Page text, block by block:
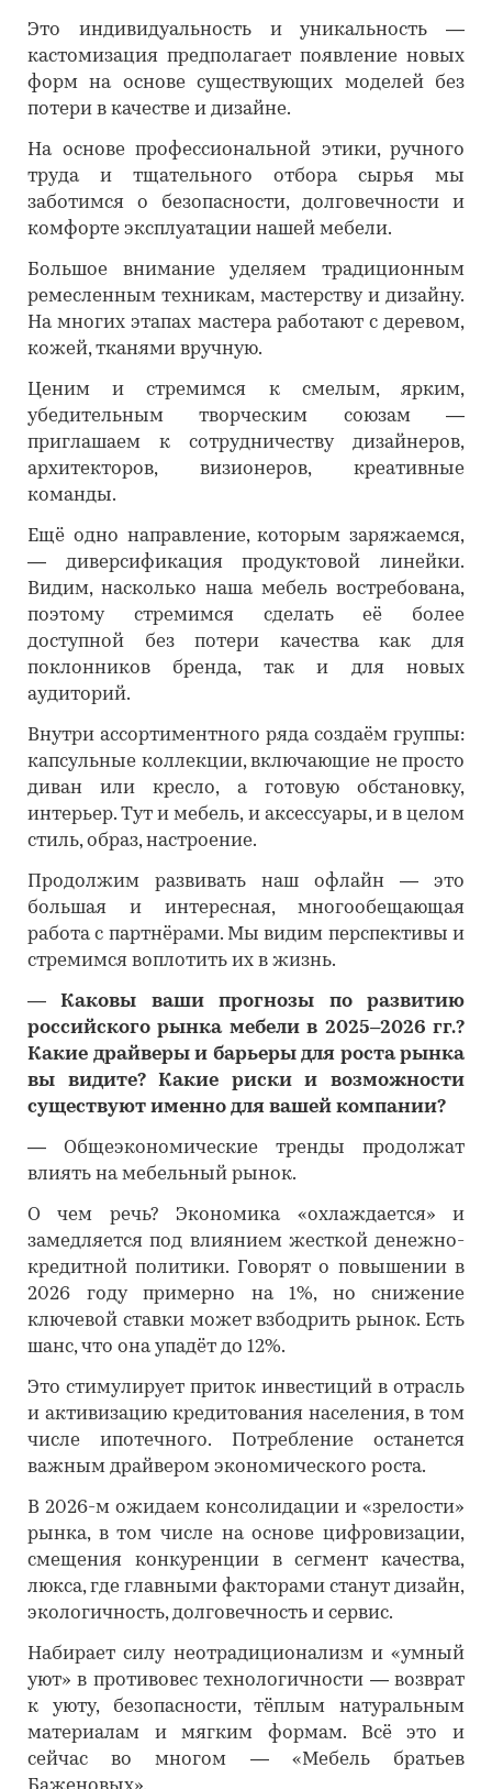
Это индивидуальность и уникальность —
кастомизация предполагает появление новых
форм на основе существующих моделей без
потери в качестве и дизайне.
На основе профессиональной этики, ручного
труда и тщательного отбора сырья мы
заботимся о безопасности, долговечности и
комфорте эксплуатации нашей мебели.
Большое внимание уделяем традиционным
ремесленным техникам, мастерству и дизайну.
На многих этапах мастера работают с деревом,
кожей, тканями вручную.
Ценим и стремимся к смелым, ярким,
убедительным творческим союзам —
приглашаем к сотрудничеству дизайнеров,
архитекторов, визионеров, креативные
команды.
Ещё одно направление, которым заряжаемся,
— диверсификация продуктовой линейки.
Видим, насколько наша мебель востребована,
поэтому стремимся сделать её более
доступной без потери качества как для
поклонников бренда, так и для новых
аудиторий.
Внутри ассортиментного ряда создаём группы:
капсульные коллекции, включающие не просто
диван или кресло, а готовую обстановку,
интерьер. Тут и мебель, и аксессуары, и в целом
стиль, образ, настроение.
Продолжим развивать наш офлайн — это
большая и интересная, многообещающая
работа с партнёрами. Мы видим перспективы и
стремимся воплотить их в жизнь.
―
Каковы ваши прогнозы по развитию
российского рынка мебели в 2025–2026 гг.?
Какие драйверы и барьеры для роста рынка
вы видите? Какие риски и возможности
существуют именно для вашей компании?
―
Общеэкономические тренды продолжат
влиять на мебельный рынок.
О чем речь? Экономика «охлаждается» и
замедляется под влиянием жесткой денежно-
кредитной политики. Говорят о повышении в
2026 году примерно на 1%, но снижение
ключевой ставки может взбодрить рынок. Есть
шанс, что она упадёт до 12%.
Это стимулирует приток инвестиций в отрасль
и активизацию кредитования населения, в том
числе ипотечного. Потребление останется
важным драйвером экономического роста.
В 2026-м ожидаем консолидации и «зрелости»
рынка, в том числе на основе цифровизации,
смещения конкуренции в сегмент качества,
люкса, где главными факторами станут дизайн,
экологичность, долговечность и сервис.
Набирает силу неотрадиционализм и «умный
уют» в противовес технологичности — возврат
к уюту, безопасности, тёплым натуральным
материалам и мягким формам. Всё это и
сейчас во многом — «Мебель братьев